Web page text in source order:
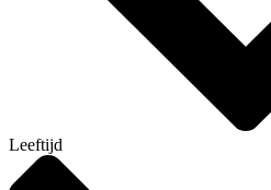
Leeftijd